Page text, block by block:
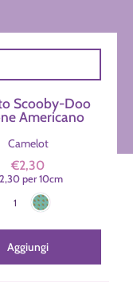
Scooby-Doo
Americano
Camelot
€2,30
per 10cm
Colore
1
Aggiungi